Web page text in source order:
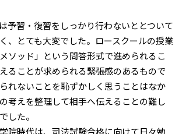
予習・復習をしっかり行わないととついて
、とても大変でした。ロースクールの授業
ソッド」という問答形式で進められるこ
ることが求められる緊張感のあるもので
れないことを恥ずかしく思うことはなか
考えを整理して相手へ伝えることの難し
した。
院時代は、司法試験合格に向けて日々勉